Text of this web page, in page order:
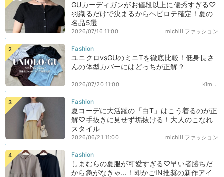
GUカーディガンがお値段以上に優秀すぎる♡
羽織るだけで決まるからヘビロテ確定！夏の
名品5選
michill ファッション
2026/07/16 11:00
ユニクロvsGUのミニTを徹底比較！低身長さ
んの体型カバーにはどっちが正解？
Kim．
2026/07/20 11:00
夏コーデに大活躍の「白T」はこう着るのが正
解♡手抜きに見せず垢抜ける！大人のこなれ
スタイル
michill ファッション
2026/06/21 11:00
しまむらの夏服が可愛すぎる♡早い者勝ちだ
から急がなきゃ…！即かごIN推奨の新作アイ